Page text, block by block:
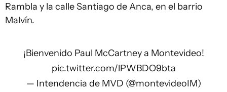
Rambla y la calle Santiago de Anca, en el barrio
Malvín.
¡Bienvenido Paul McCartney a Montevideo!
pic.twitter.com/lPWBDO9bta
— Intendencia de MVD (@montevideoIM)